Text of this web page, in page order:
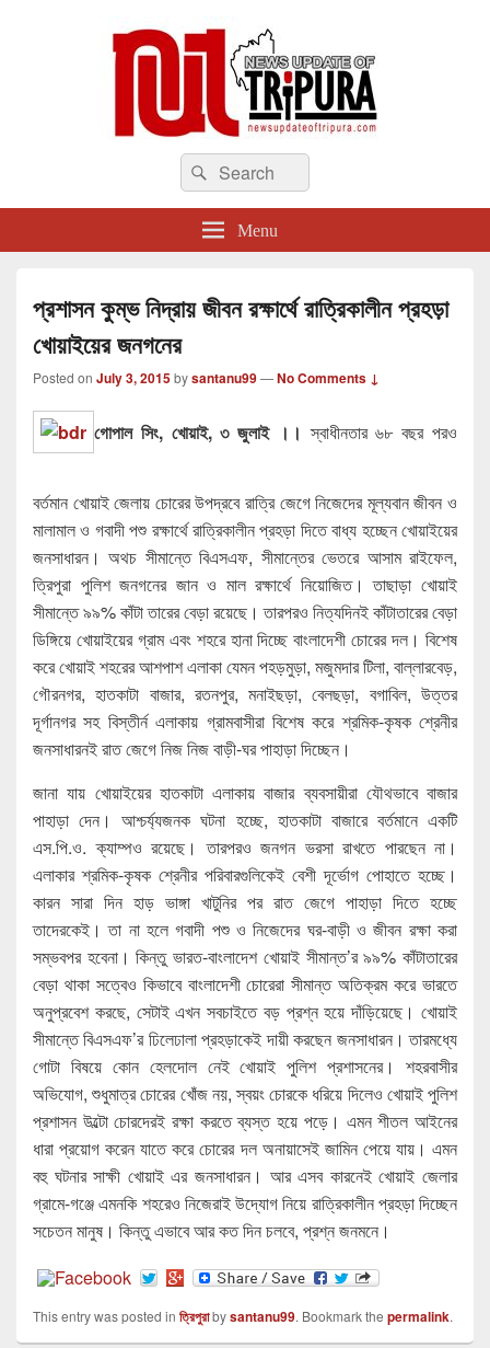
newsupdateoftripura.com
The one & only exceptional Bengali Version online news & infotainment portal
in Tripura.
Search
for:
Search
Menu
প্রশাসন কুম্ভ নিদ্রায় জীবন রক্ষার্থে রাত্রিকালীন প্রহড়া
খোয়াইয়ের জনগনের
Posted on July 3, 2015bysantanu99—No Comments ↓
গোপাল সিং, খোয়াই, ৩ জুলাই ।। স্বাধীনতার ৬৮ বছর পরও
বর্তমান খোয়াই জেলায় চোরের উপদ্রবে রাত্রি জেগে নিজেদের মূল্যবান জীবন ও
মালামাল ও গবাদী পশু রক্ষার্থে রাত্রিকালীন প্রহড়া দিতে বাধ্য হচ্ছেন খোয়াইয়ের
জনসাধারন। অথচ সীমান্তে বিএসএফ, সীমান্তের ভেতরে আসাম রাইফেল,
ত্রিপুরা পুলিশ জনগনের জান ও মাল রক্ষার্থে নিয়োজিত। তাছাড়া খোয়াই
সীমান্তে ৯৯% কাঁটা তারের বেড়া রয়েছে। তারপরও নিত্যদিনই কাঁটাতারের বেড়া
ডিঙ্গিয়ে খোয়াইয়ের গ্রাম এবং শহরে হানা দিচ্ছে বাংলাদেশী চোরের দল। বিশেষ
করে খোয়াই শহরের আশপাশ এলাকা যেমন পহড়মুড়া, মজুমদার টিলা, বাল্লারবেড়,
গৌরনগর, হাতকাটা বাজার, রতনপুর, মনাইছড়া, বেলছড়া, বগাবিল, উত্তর
দূর্গানগর সহ বিস্তীর্ন এলাকায় গ্রামবাসীরা বিশেষ করে শ্রমিক-কৃষক শ্রেনীর
জনসাধারনই রাত জেগে নিজ নিজ বাড়ী-ঘর পাহাড়া দিচ্ছেন।
জানা যায় খোয়াইয়ের হাতকাটা এলাকায় বাজার ব্যবসায়ীরা যৌথভাবে বাজার
পাহাড়া দেন। আশ্চর্য্যজনক ঘটনা হচ্ছে, হাতকাটা বাজারে বর্তমানে একটি
এস.পি.ও. ক্যাম্পও রয়েছে। তারপরও জনগন ভরসা রাখতে পারছেন না।
এলাকার শ্রমিক-কৃষক শ্রেনীর পরিবারগুলিকেই বেশী দূর্ভোগ পোহাতে হচ্ছে।
কারন সারা দিন হাড় ভাঙ্গা খাটুনির পর রাত জেগে পাহাড়া দিতে হচ্ছে
তাদেরকেই। তা না হলে গবাদী পশু ও নিজেদের ঘর-বাড়ী ও জীবন রক্ষা করা
সম্ভবপর হবেনা। কিন্তু ভারত-বাংলাদেশ খোয়াই সীমান্ত’র ৯৯% কাঁটাতারের
বেড়া থাকা সত্বেও কিভাবে বাংলাদেশী চোরেরা সীমান্ত অতিক্রম করে ভারতে
অনুপ্রবেশ করছে, সেটাই এখন সবচাইতে বড় প্রশ্ন হয়ে দাঁড়িয়েছে। খোয়াই
সীমান্তে বিএসএফ’র ঢিলেঢালা প্রহড়াকেই দায়ী করছেন জনসাধারন। তারমধ্যে
গোটা বিষয়ে কোন হেলদোল নেই খোয়াই পুলিশ প্রশাসনের। শহরবাসীর
অভিযোগ, শুধুমাত্র চোরের খোঁজ নয়, স্বয়ং চোরকে ধরিয়ে দিলেও খোয়াই পুলিশ
প্রশাসন উল্টো চোরদেরই রক্ষা করতে ব্যস্ত হয়ে পড়ে। এমন শীতল আইনের
ধারা প্রয়োগ করেন যাতে করে চোরের দল অনায়াসেই জামিন পেয়ে যায়। এমন
বহু ঘটনার সাক্ষী খোয়াই এর জনসাধারন। আর এসব কারনেই খোয়াই জেলার
গ্রামে-গঞ্জে এমনকি শহরেও নিজেরাই উদ্যোগ নিয়ে রাত্রিকালীন প্রহড়া দিচ্ছেন
সচেতন মানুষ। কিন্তু এভাবে আর কত দিন চলবে, প্রশ্ন জনমনে।
This entry was posted in ত্রিপুরাbysantanu99. Bookmark the permalink.